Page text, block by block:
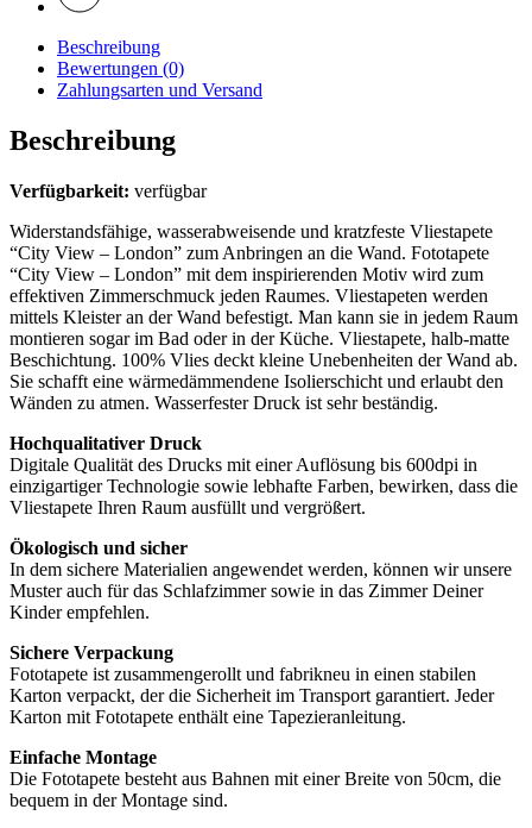
Beschreibung
Bewertungen (0)
Zahlungsarten und Versand
Beschreibung
Verfügbarkeit: verfügbar
Widerstandsfähige, wasserabweisende und kratzfeste Vliestapete
“City View – London” zum Anbringen an die Wand. Fototapete
“City View – London” mit dem inspirierenden Motiv wird zum
effektiven Zimmerschmuck jeden Raumes. Vliestapeten werden
mittels Kleister an der Wand befestigt. Man kann sie in jedem Raum
montieren sogar im Bad oder in der Küche. Vliestapete, halb-matte
Beschichtung. 100% Vlies deckt kleine Unebenheiten der Wand ab.
Sie schafft eine wärmedämmendene Isolierschicht und erlaubt den
Wänden zu atmen. Wasserfester Druck ist sehr beständig.
Hochqualitativer Druck
Digitale Qualität des Drucks mit einer Auflösung bis 600dpi in
einzigartiger Technologie sowie lebhafte Farben, bewirken, dass die
Vliestapete Ihren Raum ausfüllt und vergrößert.
Ökologisch und sicher
In dem sichere Materialien angewendet werden, können wir unsere
Muster auch für das Schlafzimmer sowie in das Zimmer Deiner
Kinder empfehlen.
Sichere Verpackung
Fototapete ist zusammengerollt und fabrikneu in einen stabilen
Karton verpackt, der die Sicherheit im Transport garantiert. Jeder
Karton mit Fototapete enthält eine Tapezieranleitung.
Einfache Montage
Die Fototapete besteht aus Bahnen mit einer Breite von 50cm, die
bequem in der Montage sind.